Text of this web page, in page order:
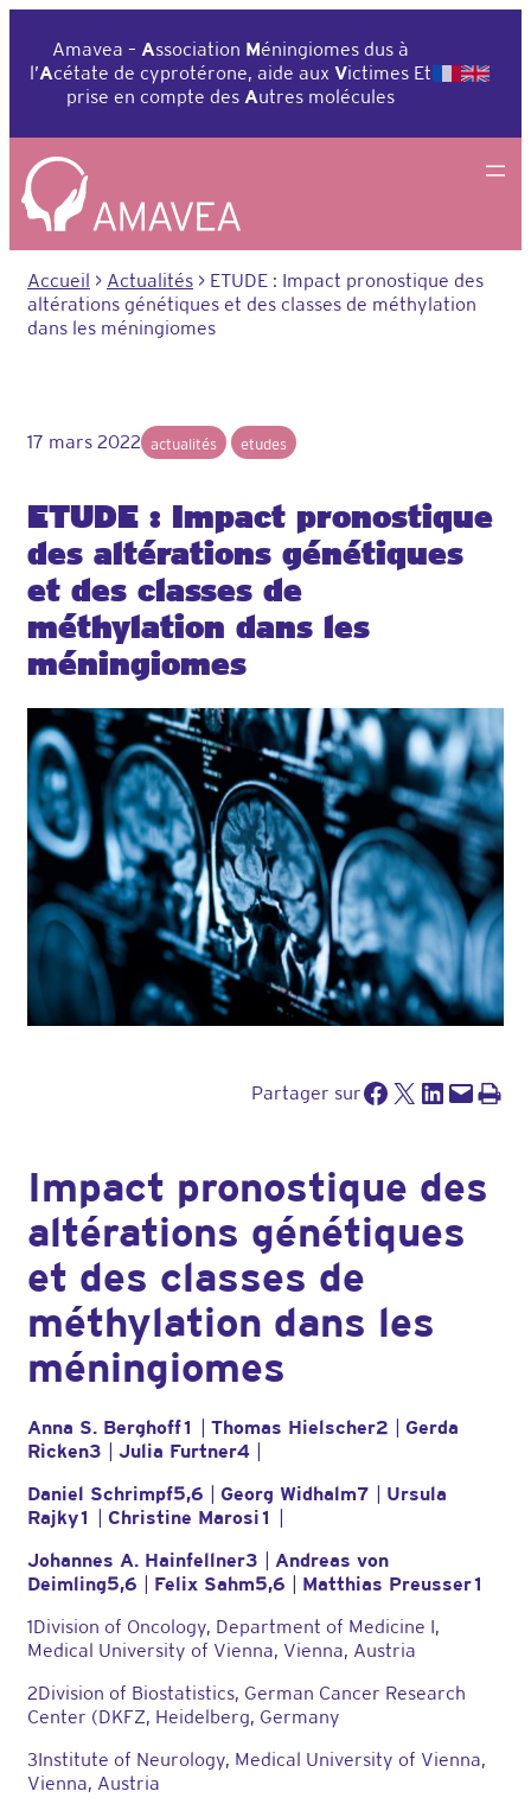
contenu
Amavea – Association Méningiomes dus à
l’Acétate de cyprotérone, aide aux Victimes Et
prise en compte des Autres molécules
Accueil > Actualités > ETUDE : Impact pronostique des
altérations génétiques et des classes de méthylation
dans les méningiomes
17 mars 2022 actualités etudes
ETUDE : Impact pronostique
des altérations génétiques
et des classes de
méthylation dans les
méningiomes
Partager surPartager sur Facebook
Partager sur X Partager sur LinkedIn
Envoyer cette page par e-mailImprimer cette
Impact pronostique des
altérations génétiques
et des classes de
méthylation dans les
méningiomes
Anna S. Berghoff1 Thomas Hielscher2
Gerda
Ricken3 Julia Furtner4
Daniel Schrimpf5,6 Georg Widhalm7
Ursula
Rajky1 Christine Marosi1
Johannes A. Hainfellner3
Andreas von
Deimling5,6 Felix Sahm5,6 Matthias Preusser1
1Division of Oncology, Department of Medicine I,
Medical University of Vienna, Vienna, Austria
2Division of Biostatistics, German Cancer Research
Center (DKFZ, Heidelberg, Germany
3Institute of Neurology, Medical University of Vienna,
Vienna, Austria